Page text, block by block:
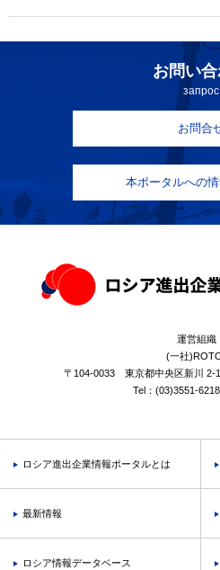
お問い
запрос
お問合
本ポータルへの
運営組織
(一社
〒104-0033 東京都中央区新川
Tel： (03)3551-6218
ロシア進出企業情報ポータルとは
最新情報
ロシア情報データベース